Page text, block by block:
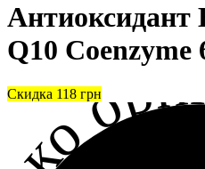
Антиоксидант
Q10 Coenzyme
Скидка 118 грн